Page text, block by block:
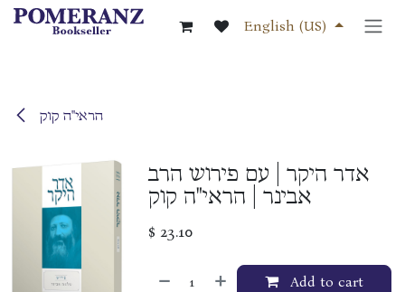
Skip to Content
English (US)
הראי"ה קוק
אדר היקר | עם פירוש הרב
אבינר | הראי"ה קוק
$ 23.10
Add to cart